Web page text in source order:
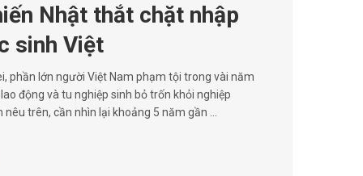
Nhật thắt chặt nhập
sinh Việt
phần lớn người Việt Nam phạm tội trong vài năm
động và tu nghiệp sinh bỏ trốn khỏi nghiệp
trên, cần nhìn lại khoảng 5 năm gần ...